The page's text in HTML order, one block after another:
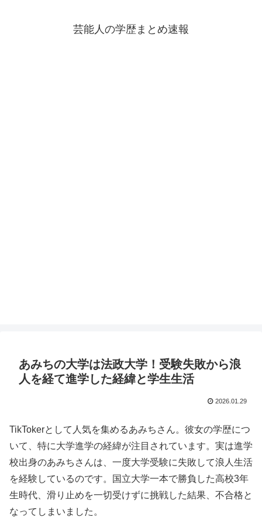
芸能人の学歴まとめ速報
あみちの大学は法政大学！受験失敗から浪
人を経て進学した経緯と学生生活
2026.01.29
TikTokerとして人気を集めるあみちさん。彼女の学歴につ
いて、特に大学進学の経緯が注目されています。実は進学
校出身のあみちさんは、一度大学受験に失敗して浪人生活
を経験しているのです。国立大学一本で勝負した高校3年
生時代、滑り止めを一切受けずに挑戦した結果、不合格と
なってしまいました。